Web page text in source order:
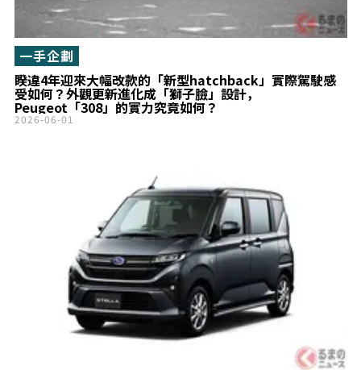
睽違4年迎來大幅改款的「新型hatchback」實際駕駛感
受如何？外觀更新進化成「獅子臉」設計，
Peugeot「308」的實力究竟如何？
一手企劃
2026-06-01